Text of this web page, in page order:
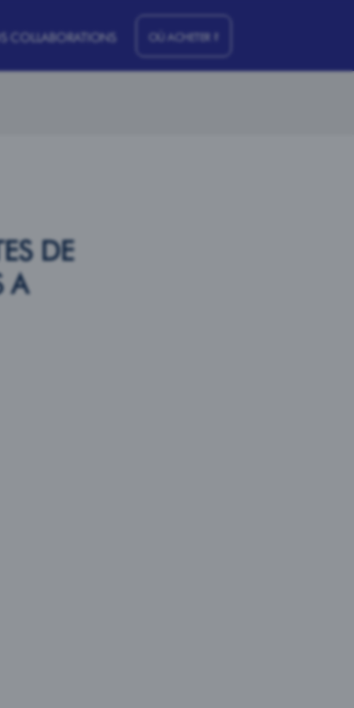
COLLABORATIONS OÙ ACHETER ?
DE
A